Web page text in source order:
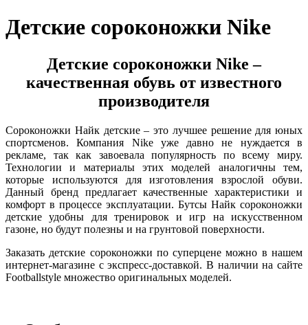
Детские сороконожки Nike
Детские сороконожки Nike –
качественная обувь от известного
производителя
Сороконожки Найк детские – это лучшее решение для юных
спортсменов. Компания Nike уже давно не нуждается в
рекламе, так как завоевала популярность по всему миру.
Технологии и материалы этих моделей аналогичны тем,
которые используются для изготовления взрослой обуви.
Данный бренд предлагает качественные характеристики и
комфорт в процессе эксплуатации. Бутсы Найк сороконожки
детские удобны для тренировок и игр на искусственном
газоне, но будут полезны и на грунтовой поверхности.
Заказать детские сороконожки по суперцене можно в нашем
интернет-магазине с экспресс-доставкой. В наличии на сайте
Footballstyle множество оригинальных моделей.